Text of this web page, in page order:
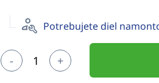
Potrebujete diel
- +